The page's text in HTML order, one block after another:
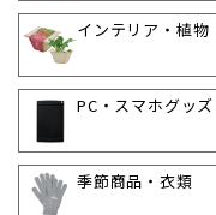
インテリア・植物
PC・スマホグッズ
季節商品・衣類